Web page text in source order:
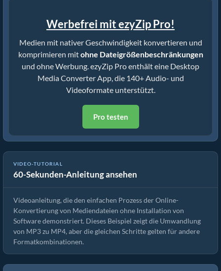
Werbefrei mit ezyZip Pro!
Medien mit nativer Geschwindigkeit konvertieren und
komprimieren mitohne Dateigrößenbeschränkungen
und ohne Werbung. ezyZip Pro enthält eine Desktop
Media Converter App, die 140+ Audio- und
Videoformate unterstützt.
Pro testen
VIDEO-TUTORIAL
60-Sekunden-Anleitung ansehen
Wie man Mediendateien konvertiert
Videoanleitung, die den einfachen Prozess der Online-
Konvertierung von Mediendateien ohne Installation von
Software demonstriert. Dieses Beispiel zeigt die Umwandlung
von MP3 zu MP4, aber die gleichen Schritte gelten für andere
Formatkombinationen.